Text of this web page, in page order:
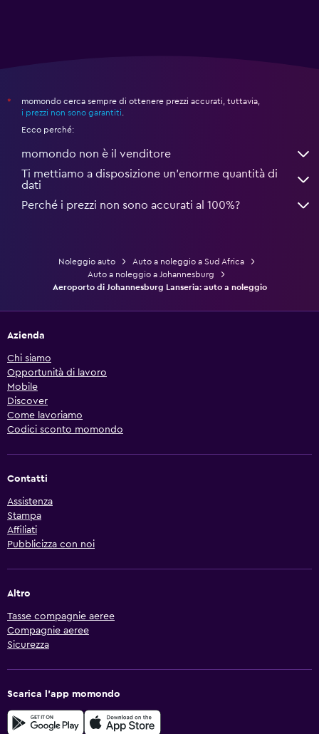
*
momondo cerca sempre di ottenere prezzi accurati, tuttavia,
i prezzi non sono garantiti.
Ecco perché:
momondo non è il venditore
Ti mettiamo a disposizione un’enorme quantità di
dati
Perché i prezzi non sono accurati al 100%?
Noleggio auto
Auto a noleggio a Sud Africa
Auto a noleggio a Johannesburg
Aeroporto di Johannesburg Lanseria: auto a noleggio
Azienda
Chi siamo
Opportunità di lavoro
Mobile
Discover
Come lavoriamo
Codici sconto momondo
Contatti
Assistenza
Stampa
Affiliati
Pubblicizza con noi
Altro
Tasse compagnie aeree
Compagnie aeree
Sicurezza
Scarica l'app momondo